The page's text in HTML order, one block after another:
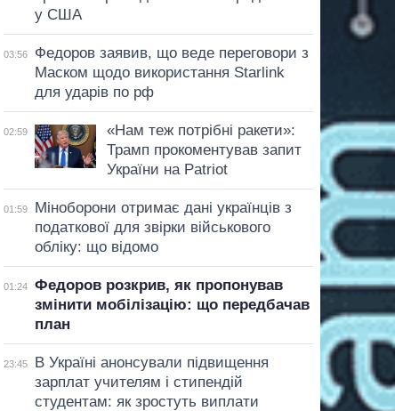
у США
03:56
Федоров заявив, що веде переговори з
Маском щодо використання Starlink
для ударів по рф
02:59
«Нам теж потрібні ракети»:
Трамп прокоментував запит
України на Patriot
01:59
Міноборони отримає дані українців з
податкової для звірки військового
обліку: що відомо
01:24
Федоров розкрив, як пропонував
змінити мобілізацію: що передбачав
план
23:45
В Україні анонсували підвищення
зарплат учителям і стипендій
студентам: як зростуть виплати